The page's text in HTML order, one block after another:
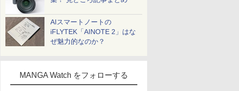
AIスマートノートの
iFLYTEK「AINOTE 2」はな
ぜ魅力的なのか？
MANGA Watch をフォローする